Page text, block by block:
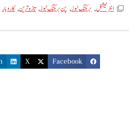
انٹر نیشنل, بریکنگ نیوز, پن بریکنگ نیوز,تازه ترین,کاروبار
Facebook
X